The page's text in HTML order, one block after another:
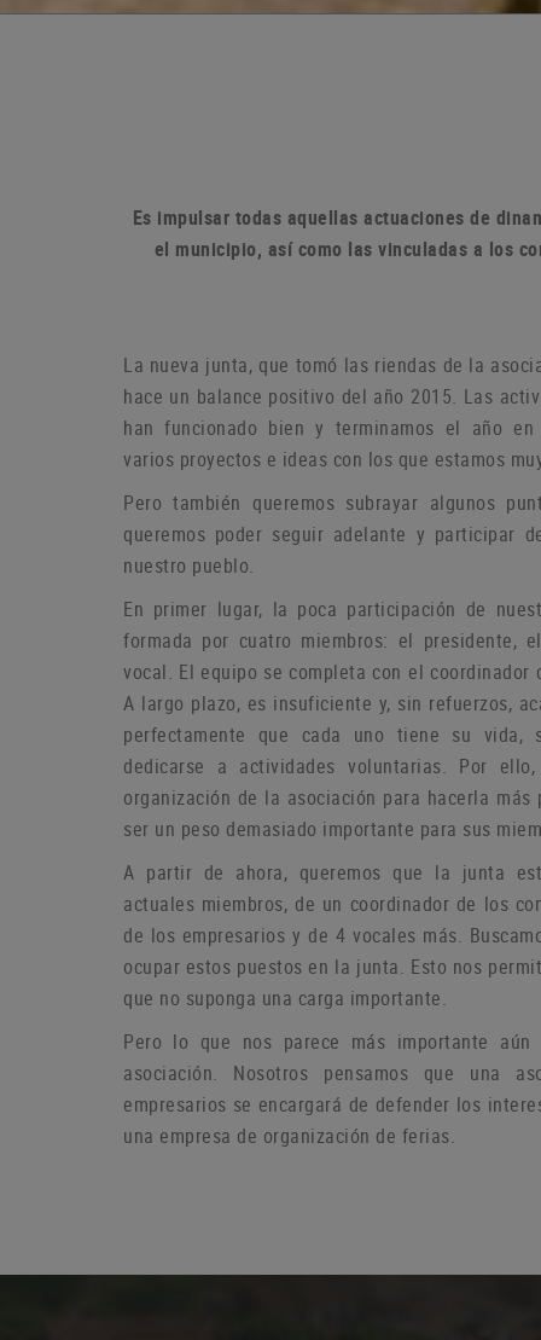
Es impulsar todas aquellas actuaciones de
el municipio, así como las vinculadas a los
La nueva junta, que tomó las riendas de la
hace un balance positivo del año 2015. Las
han funcionado bien y terminamos el año
varios proyectos e ideas con los que estamos
Pero también queremos subrayar algunos
queremos poder seguir adelante y participar
nuestro pueblo.
En primer lugar, la poca participación de
formada por cuatro miembros: el presidente,
vocal. El equipo se completa con el
A largo plazo, es insuficiente y, sin refuerzos,
perfectamente que cada uno tiene su
dedicarse a actividades voluntarias. Por
organización de la asociación para hacerla
ser un peso demasiado importante para sus
A partir de ahora, queremos que la junta
actuales miembros, de un coordinador de los
de los empresarios y de 4 vocales más.
ocupar estos puestos en la junta. Esto nos
que no suponga una carga importante.
Pero lo que nos parece más importante
asociación. Nosotros pensamos que una
empresarios se encargará de defender los
una empresa de organización de ferias.